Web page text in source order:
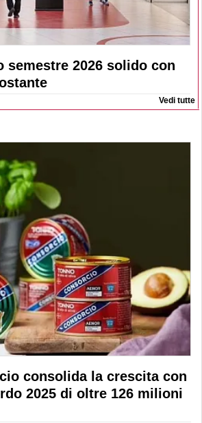
semestre 2026 solido con
Vedi tutte
consolida la crescita con
2025 di oltre 126 milioni